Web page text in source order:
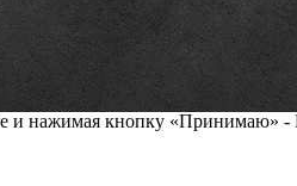
и нажимая кнопку «Принимаю» -